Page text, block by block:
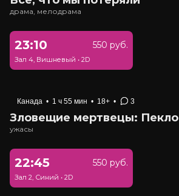
драма, мелодрама
23:10 550 руб.
Зал 4, Вишневый • 2D
Канада • 1 ч 55 мин • 18+ • 3
Зловещие мертвецы: Пекло
ужасы
22:45 550 руб.
Зал 2, Синий • 2D